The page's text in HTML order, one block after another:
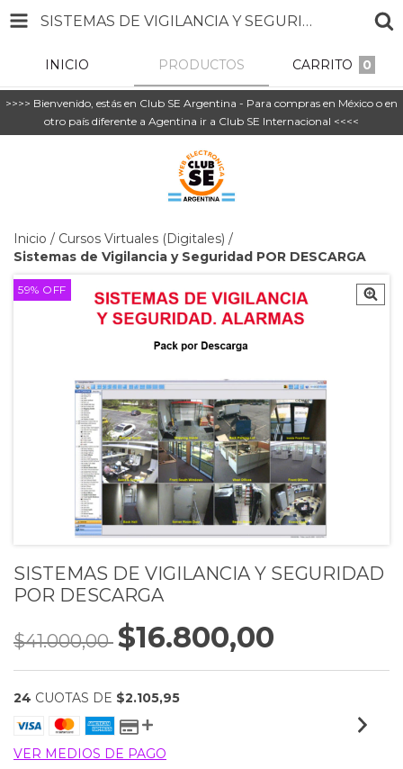
SISTEMAS DE VIGILANCIA Y SEGURIDAD POR DESCARGA
INICIO PRODUCTOS CARRITO 0
>>>> Bienvenido, estás en Club SE Argentina - Para compras en México o en
otro país diferente a Agentina ir a Club SE Internacional <<<<
Inicio / Cursos Virtuales (Digitales) /
Sistemas de Vigilancia y Seguridad POR DESCARGA
59% OFF
SISTEMAS DE VIGILANCIA Y SEGURIDAD
POR DESCARGA
$41.000,00 $16.800,00
24 CUOTAS DE $2.105,95
VER MEDIOS DE PAGO